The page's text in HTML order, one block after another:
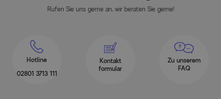
Farbe der Tischplatte Anthrazit
Herstellerinformationen
Rufen Sie uns gerne an, wir beraten Sie gerne!
Hotline
02801 3713 111
Kontakt
formular
Zu unserem
FAQ